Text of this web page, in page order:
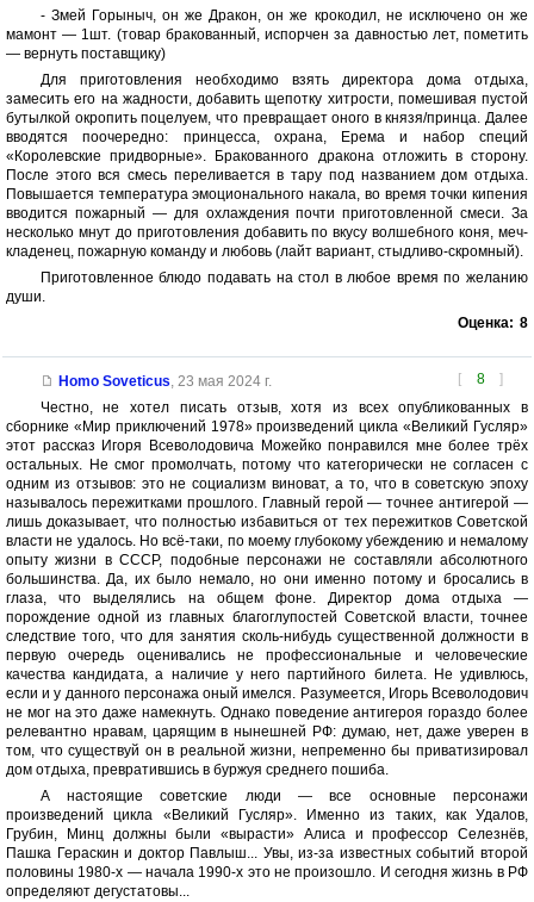
- Змей Горыныч, он же Дракон, он же крокодил, не исключено он же
мамонт — 1шт. (товар бракованный, испорчен за давностью лет, пометить
— вернуть поставщику)
Для приготовления необходимо взять директора дома отдыха,
замесить его на жадности, добавить щепотку хитрости, помешивая пустой
бутылкой окропить поцелуем, что превращает оного в князя/принца. Далее
вводятся поочередно: принцесса, охрана, Ерема и набор специй
«Королевские придворные». Бракованного дракона отложить в сторону.
После этого вся смесь переливается в тару под названием дом отдыха.
Повышается температура эмоционального накала, во время точки кипения
вводится пожарный — для охлаждения почти приготовленной смеси. За
несколько мнут до приготовления добавить по вкусу волшебного коня, меч-
кладенец, пожарную команду и любовь (лайт вариант, стыдливо-скромный).
Приготовленное блюдо подавать на стол в любое время по желанию
души.
Оценка: 8
[ 8 ]
Homo Soveticus, 23 мая 2024 г.
Честно, не хотел писать отзыв, хотя из всех опубликованных в
сборнике «Мир приключений 1978» произведений цикла «Великий Гусляр»
этот рассказ Игоря Всеволодовича Можейко понравился мне более трёх
остальных. Не смог промолчать, потому что категорически не согласен с
одним из отзывов: это не социализм виноват, а то, что в советскую эпоху
называлось пережитками прошлого. Главный герой — точнее антигерой —
лишь доказывает, что полностью избавиться от тех пережитков Советской
власти не удалось. Но всё-таки, по моему глубокому убеждению и немалому
опыту жизни в СССР, подобные персонажи не составляли абсолютного
большинства. Да, их было немало, но они именно потому и бросались в
глаза, что выделялись на общем фоне. Директор дома отдыха —
порождение одной из главных благоглупостей Советской власти, точнее
следствие того, что для занятия сколь-нибудь существенной должности в
первую очередь оценивались не профессиональные и человеческие
качества кандидата, а наличие у него партийного билета. Не удивлюсь,
если и у данного персонажа оный имелся. Разумеется, Игорь Всеволодович
не мог на это даже намекнуть. Однако поведение антигероя гораздо более
релевантно нравам, царящим в нынешней РФ: думаю, нет, даже уверен в
том, что существуй он в реальной жизни, непременно бы приватизировал
дом отдыха, превратившись в буржуя среднего пошиба.
А настоящие советские люди — все основные персонажи
произведений цикла «Великий Гусляр». Именно из таких, как Удалов,
Грубин, Минц должны были «вырасти» Алиса и профессор Селезнёв,
Пашка Гераскин и доктор Павлыш... Увы, из-за известных событий второй
половины 1980-х — начала 1990-х это не произошло. И сегодня жизнь в РФ
определяют дегустатовы...